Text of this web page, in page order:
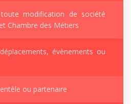
modification de société
Chambre des Métiers
évènements ou
ou partenaire